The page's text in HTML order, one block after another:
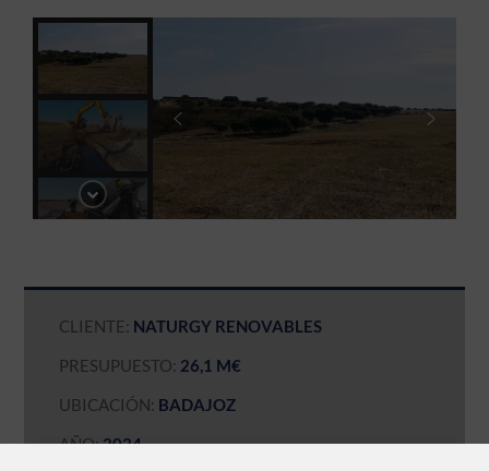
CLIENTE: NATURGY RENOVABLES
PRESUPUESTO: 26,1 M€
UBICACIÓN: BADAJOZ
AÑO:2024